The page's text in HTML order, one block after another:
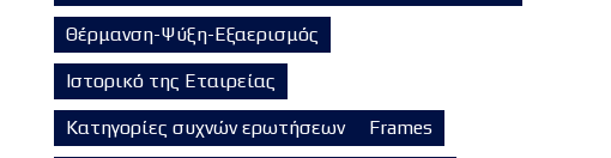
Θέρμανση-Ψύξη-Εξαερισμός
Ιστορικό της Εταιρείας
Κατηγορίες συχνών ερωτήσεων Frames